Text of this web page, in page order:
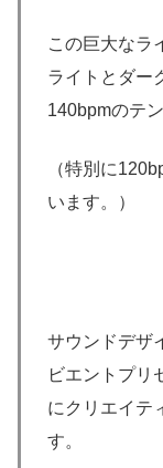
この巨大なラ
ライトとダー
140bpmのテ
（特別に
います。）
サウンドデザ
ビエントプリ
にクリエイテ
す。